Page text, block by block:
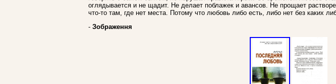
оглядывается и не щадит. Не делает поблажек и авансов. Не прощает
что-то там, где нет места. Потому что любовь либо есть, либо нет без каких
- Зображення